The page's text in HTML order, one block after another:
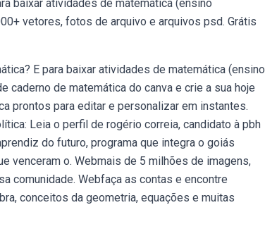
baixar atividades de matemática (ensino
vetores, fotos de arquivo e arquivos psd. Grátis
E para baixar atividades de matemática (ensino
caderno de matemática do canva e crie a sua hoje
prontos para editar e personalizar em instantes.
Leia o perfil de rogério correia, candidato à pbh
do futuro, programa que integra o goiás
venceram o. Webmais de 5 milhões de imagens,
comunidade. Webfaça as contas e encontre
conceitos da geometria, equações e muitas